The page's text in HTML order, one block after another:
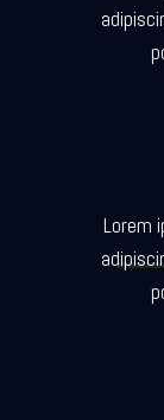
Lorem